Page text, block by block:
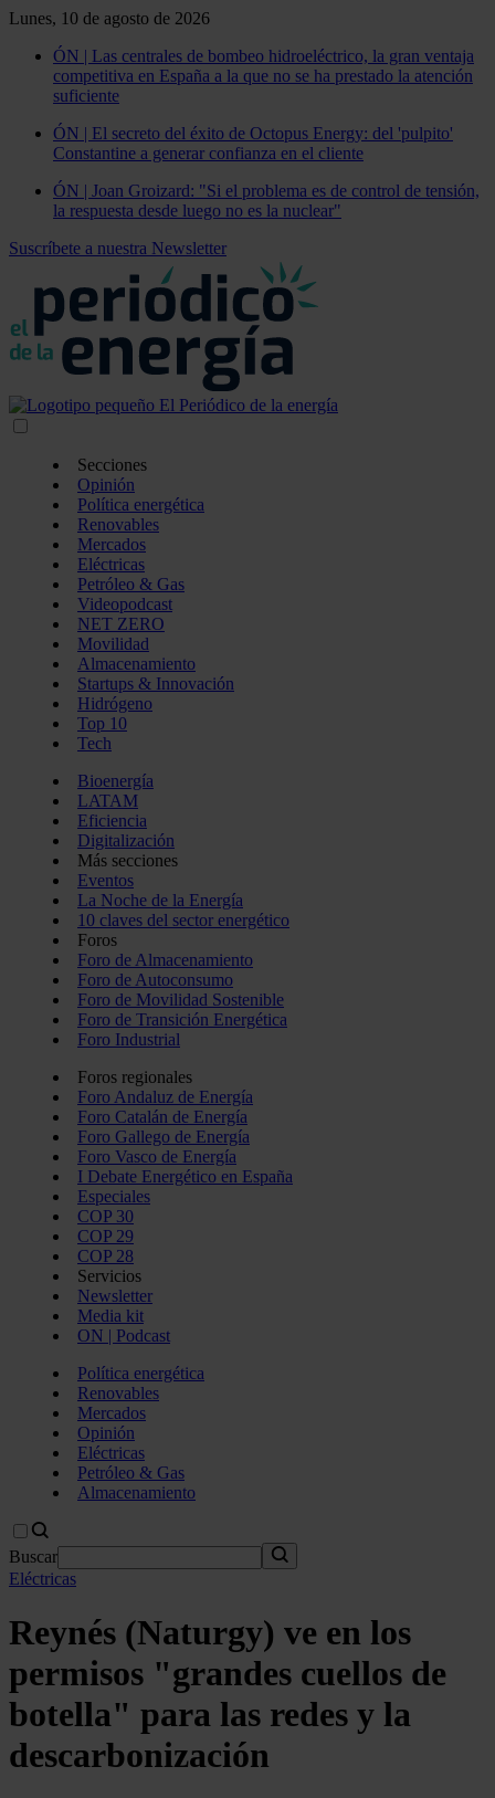
Lunes, 10 de agosto de 2026
ÓN | Las centrales de bombeo hidroeléctrico, la gran ventaja
competitiva en España a la que no se ha prestado la atención
suficiente
ÓN | El secreto del éxito de Octopus Energy: del 'pulpito'
Constantine a generar confianza en el cliente
ÓN | Joan Groizard: "Si el problema es de control de tensión,
la respuesta desde luego no es la nuclear"
Suscríbete a nuestra Newsletter
Secciones
Opinión
Política energética
Renovables
Mercados
Eléctricas
Petróleo & Gas
Videopodcast
NET ZERO
Movilidad
Almacenamiento
Startups & Innovación
Hidrógeno
Top 10
Tech
Bioenergía
LATAM
Eficiencia
Digitalización
Más secciones
Eventos
La Noche de la Energía
10 claves del sector energético
Foros
Foro de Almacenamiento
Foro de Autoconsumo
Foro de Movilidad Sostenible
Foro de Transición Energética
Foro Industrial
Foros regionales
Foro Andaluz de Energía
Foro Catalán de Energía
Foro Gallego de Energía
Foro Vasco de Energía
I Debate Energético en España
Especiales
COP 30
COP 29
COP 28
Servicios
Newsletter
Media kit
ON | Podcast
Política energética
Renovables
Mercados
Opinión
Eléctricas
Petróleo & Gas
Almacenamiento
Buscar
Eléctricas
Reynés (Naturgy) ve en los
permisos "grandes cuellos de
botella" para las redes y la
descarbonización